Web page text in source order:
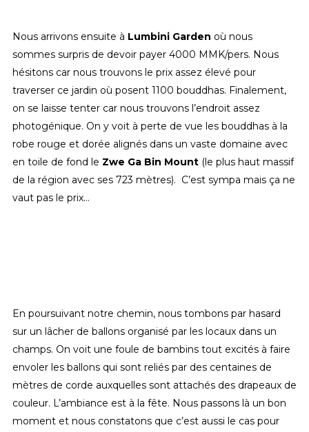
Nous arrivons ensuite à Lumbini Garden où nous
sommes surpris de devoir payer 4000 MMK/pers. Nous
hésitons car nous trouvons le prix assez élevé pour
traverser ce jardin où posent 1100 bouddhas. Finalement,
on se laisse tenter car nous trouvons l’endroit assez
photogénique. On y voit à perte de vue les bouddhas à la
robe rouge et dorée alignés dans un vaste domaine avec
en toile de fond le Zwe Ga Bin Mount (le plus haut massif
de la région avec ses 723 mètres). C’est sympa mais ça ne
vaut pas le prix…
En poursuivant notre chemin, nous tombons par hasard
sur un lâcher de ballons organisé par les locaux dans un
champs. On voit une foule de bambins tout excités à faire
envoler les ballons qui sont reliés par des centaines de
mètres de corde auxquelles sont attachés des drapeaux de
couleur. L’ambiance est à la fête. Nous passons là un bon
moment et nous constatons que c’est aussi le cas pour